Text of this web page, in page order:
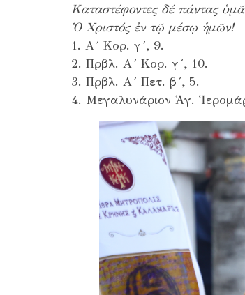
Καταστέφοντες δέ πάντας
Ὁ Χριστός ἐν τῷ μέσῳ ἡμῶν!
1. Α´ Κορ. γ´, 9.
2. Πρβλ. Α´ Κορ. γ´, 10.
3. Πρβλ. Α´ Πετ. β´, 5.
4. Μεγαλυνάριον Ἁγ.